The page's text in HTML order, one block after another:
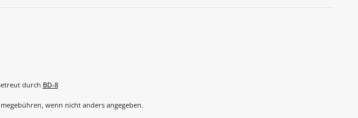
durch BD-8
wenn nicht anders angegeben.